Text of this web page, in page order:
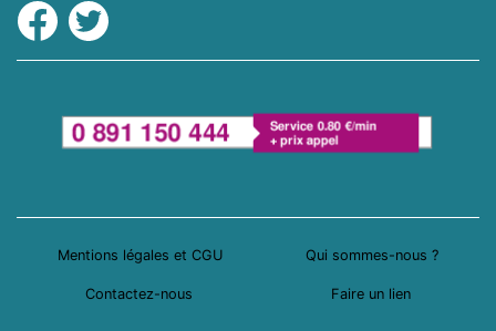
Facebook
Twitter
Mentions légales et CGU Qui sommes-nous ?
Contactez-nous Faire un lien